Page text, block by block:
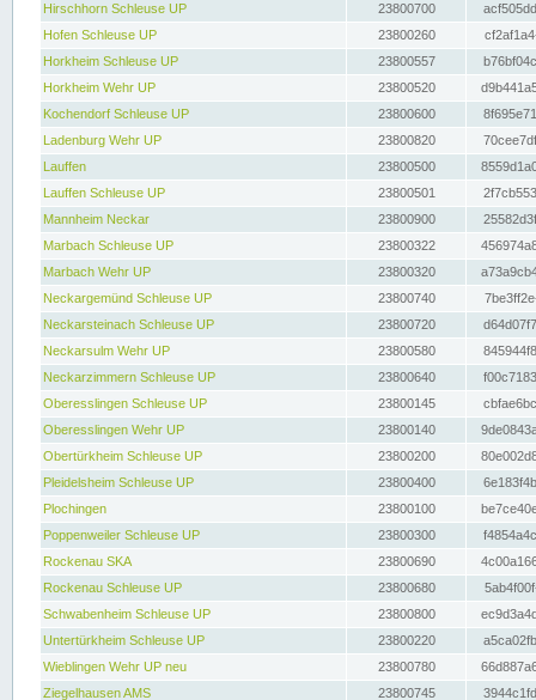
Hirschhorn Schleuse UP
23800700
Hofen Schleuse UP
23800260
Horkheim Schleuse UP
23800557
Horkheim Wehr UP
23800520
Kochendorf Schleuse UP
23800600
Ladenburg Wehr UP
23800820
Lauffen
23800500
Lauffen Schleuse UP
23800501
Mannheim Neckar
23800900
Marbach Schleuse UP
23800322
Marbach Wehr UP
23800320
Neckargemünd Schleuse UP
23800740
Neckarsteinach Schleuse UP
23800720
Neckarsulm Wehr UP
23800580
Neckarzimmern Schleuse UP
23800640
Oberesslingen Schleuse UP
23800145
Oberesslingen Wehr UP
23800140
Obertürkheim Schleuse UP
23800200
Pleidelsheim Schleuse UP
23800400
Plochingen
23800100
Poppenweiler Schleuse UP
23800300
Rockenau SKA
23800690
Rockenau Schleuse UP
23800680
Schwabenheim Schleuse UP
23800800
Untertürkheim Schleuse UP
23800220
Wieblingen Wehr UP neu
23800780
Ziegelhausen AMS
23800745